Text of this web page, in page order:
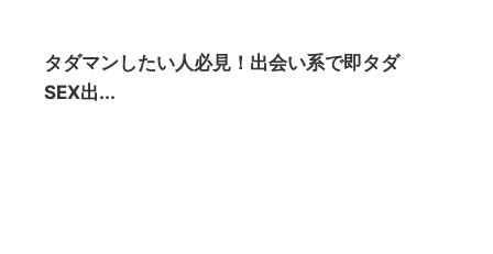
タダマンしたい人必見！出会い系で即タダ
SEX出...